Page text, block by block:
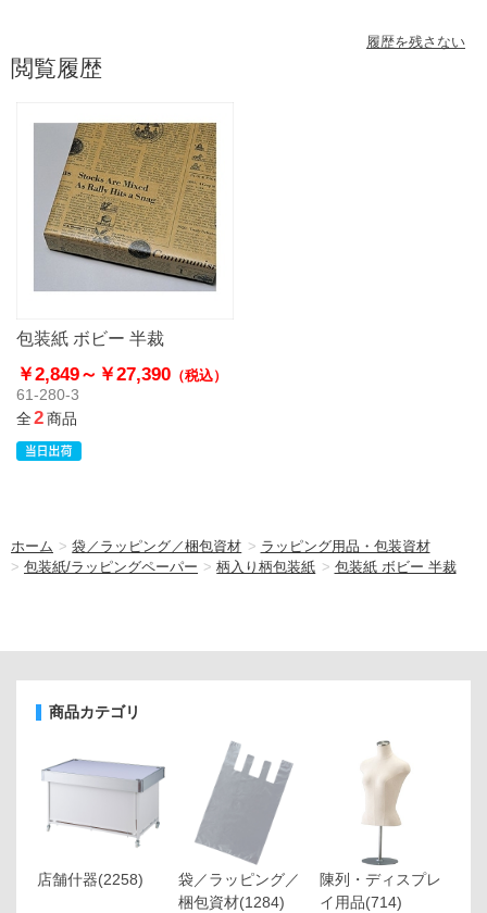
履歴を残さない
閲覧履歴
包装紙 ボビー 半裁
￥2,849～ ￥27,390 （税込）
61-280-3
全2商品
ホーム >袋／ラッピング／梱包資材 > ラッピング用品・包装資材
> 包装紙/ラッピングペーパー >柄入り柄包装紙 > 包装紙 ボビー 半裁
商品カテゴリ
店舗什器(2258)
袋／ラッピング／
梱包資材(1284)
陳列・ディスプレ
イ用品(714)